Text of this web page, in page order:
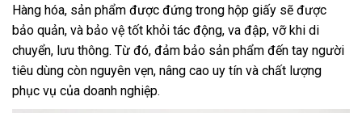
Hàng hóa, sản phẩm được đứng trong hộp giấy sẽ được
bảo quản, và bảo vệ tốt khỏi tác động, va đập, vỡ khi di
chuyển, lưu thông. Từ đó, đảm bảo sản phẩm đến tay người
tiêu dùng còn nguyên vẹn, nâng cao uy tín và chất lượng
phục vụ của doanh nghiệp.